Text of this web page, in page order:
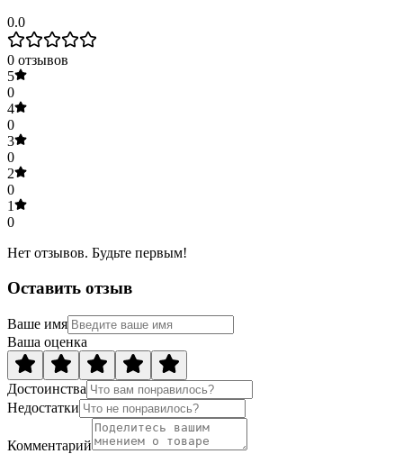
0.0
0 отзывов
5
0
4
0
3
0
2
0
1
0
Нет отзывов. Будьте первым!
Оставить отзыв
Ваше имя
Ваша оценка
Достоинства
Недостатки
Комментарий